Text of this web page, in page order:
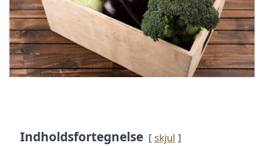
Indholdsfortegnelse skjul